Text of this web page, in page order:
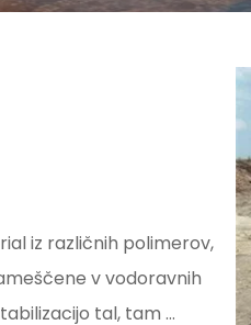
iz različnih polimerov,
v vodoravnih
tal, tam ...